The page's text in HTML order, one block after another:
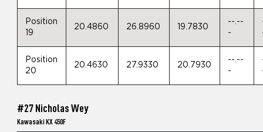
Position
19
20.4860 26.8960 19.7830
--.--
-
Position
20
20.4630 27.9330 20.7930
--.--
-
#27 Nicholas Wey
Kawasaki KX 450F